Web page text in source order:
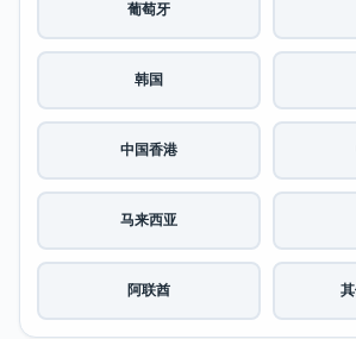
葡萄牙
韩国
中国香港
马来西亚
阿联酋